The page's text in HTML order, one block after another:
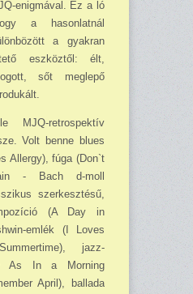
enigmával. Ez a ló
a hasonlatnál
a gyakran
eszköztől: élt,
sőt meglepő
MJQ-retrospektív
Volt benne blues
Allergy), fúga (Don`t
- Bach d-moll
szer­kesz­tésű,
(A Day in
emlék (I Loves
jazz-
As In a Morning
April), ballada